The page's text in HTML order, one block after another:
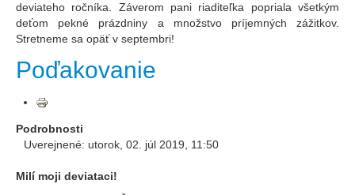
deviateho ročníka. Záverom pani riaditeľka popriala všetkým
deťom pekné prázdniny a množstvo príjemných zážitkov.
Stretneme sa opäť v septembri!
Poďakovanie
Podrobnosti
Uverejnené: utorok, 02. júl 2019, 11:50
Milí moji deviataci!